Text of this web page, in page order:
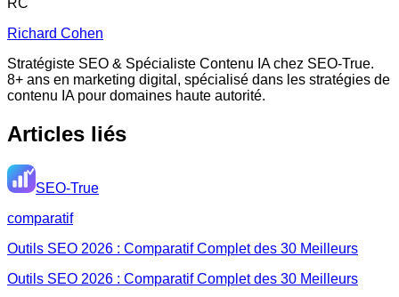
Richard Cohen
Stratégiste SEO & Spécialiste Contenu IA chez SEO-True.
8+ ans en marketing digital, spécialisé dans les stratégies de
contenu IA pour domaines haute autorité.
Articles liés
SEO-True
comparatif
Outils SEO 2026 : Comparatif Complet des 30 Meilleurs
Outils SEO 2026 : Comparatif Complet des 30 Meilleurs